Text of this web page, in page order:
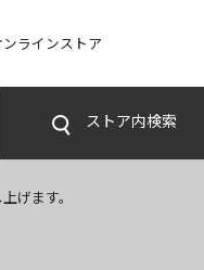
ンラインストア
ストア内検索
げます。